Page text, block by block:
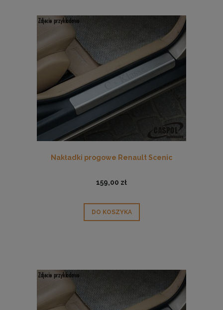
Nakładki progowe Renault Scenic
159,00 zł
DO KOSZYKA